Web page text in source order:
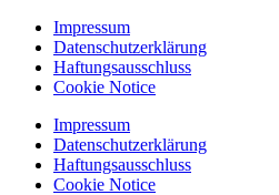
Zum
Inhalt
springen
Impressum
Datenschutzerklärung
Haftungsausschluss
Cookie Notice
Impressum
Datenschutzerklärung
Haftungsausschluss
Cookie Notice